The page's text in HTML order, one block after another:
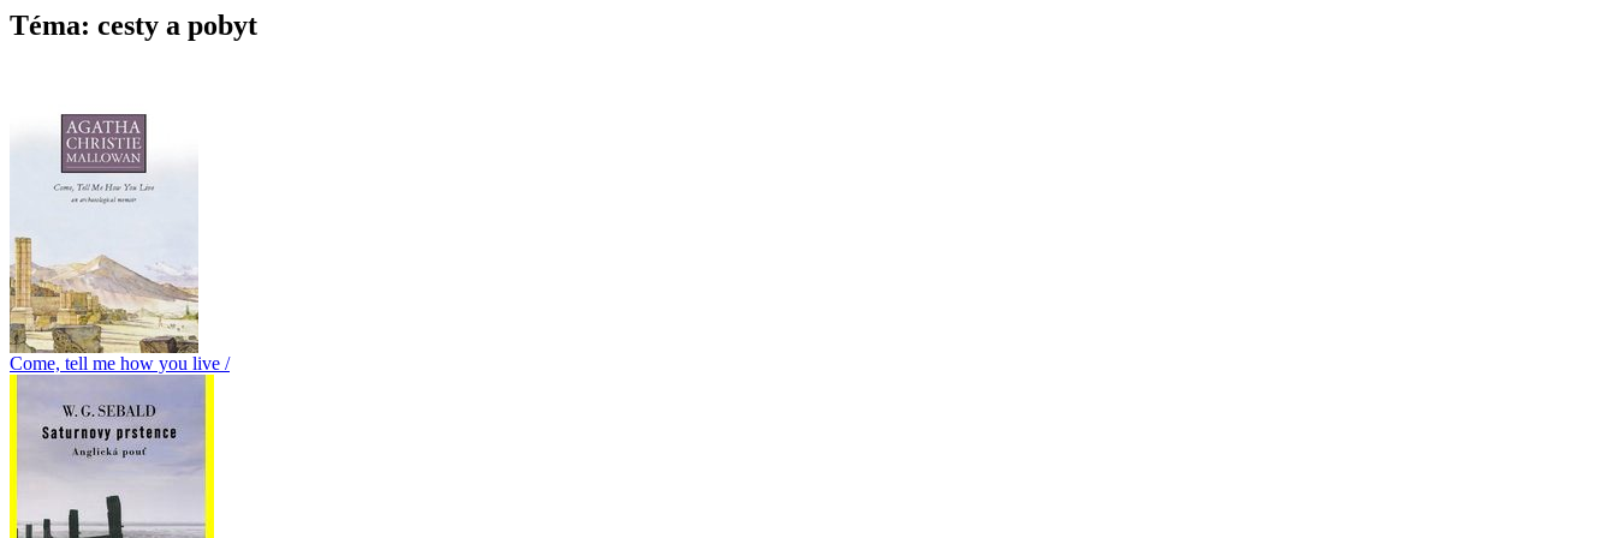
Téma: cesty a pobyt
Come, tell me how you live /